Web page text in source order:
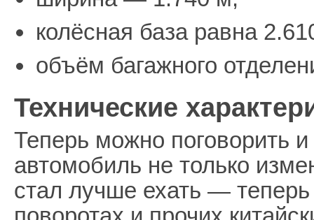
колёсная база равна
объём багажного
Технические
Теперь можно поговорить
автомобиль не только
стал лучше ехать —